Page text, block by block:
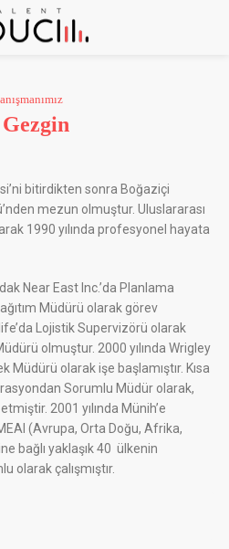
bitirdikten sonra Boğaziçi
mezun olmuştur. Uluslararası
1990 yılında profesyonel hayata
Near East Inc.’da Planlama
Müdürü olarak görev
Lojistik Supervizörü olarak
olmuştur. 2000 yılında Wrigley
Müdürü olarak işe başlamıştır. Kısa
Sorumlu Müdür olarak,
2001 yılında Münih’e
(Avrupa, Orta Doğu, Afrika,
bağlı yaklaşık 40 ülkenin
olarak çalışmıştır.